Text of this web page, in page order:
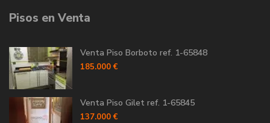
Pisos en Venta
Venta Piso Borboto ref. 1-65848
185.000 €
Venta Piso Gilet ref. 1-65845
137.000 €